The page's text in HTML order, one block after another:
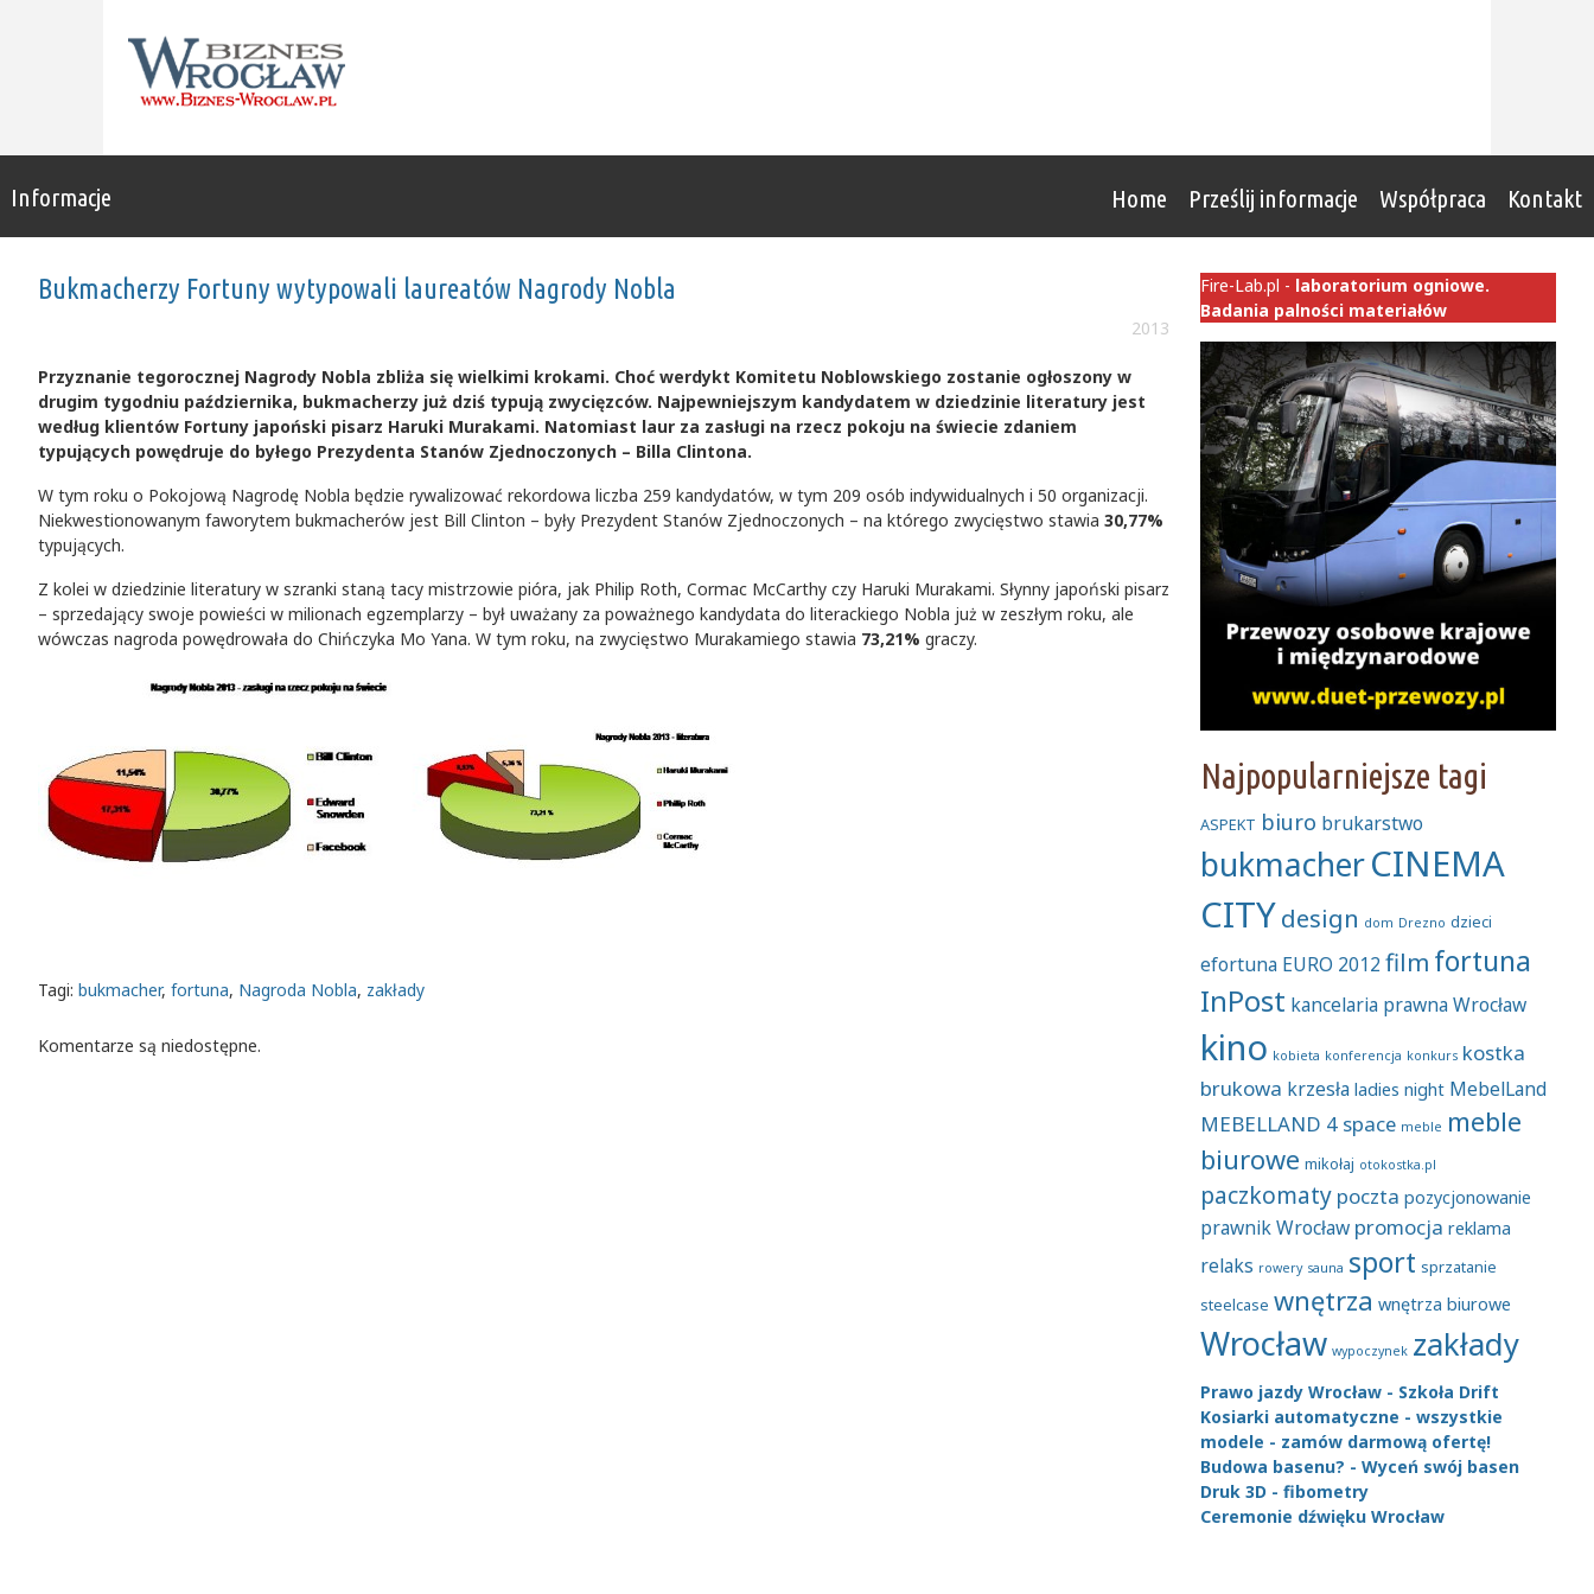
Informacje Home Prześlij informacje Współpraca Kontakt
Bukmacherzy Fortuny wytypowali laureatów Nagrody Nobla
2013
Przyznanie tegorocznej Nagrody Nobla zbliża się wielkimi krokami. Choć werdykt Komitetu Noblowskiego zostanie ogłoszony w
drugim tygodniu października, bukmacherzy już dziś typują zwycięzców. Najpewniejszym kandydatem w dziedzinie literatury jest
według klientów Fortuny japoński pisarz Haruki Murakami. Natomiast laur za zasługi na rzecz pokoju na świecie zdaniem
typujących powędruje do byłego Prezydenta Stanów Zjednoczonych – Billa Clintona.
W tym roku o Pokojową Nagrodę Nobla będzie rywalizować rekordowa liczba 259 kandydatów, w tym 209 osób indywidualnych i 50 organizacji.
Niekwestionowanym faworytem bukmacherów jest Bill Clinton – były Prezydent Stanów Zjednoczonych – na którego zwycięstwo stawia 30,77%
typujących.
Z kolei w dziedzinie literatury w szranki staną tacy mistrzowie pióra, jak Philip Roth, Cormac McCarthy czy Haruki Murakami. Słynny japoński pisarz
– sprzedający swoje powieści w milionach egzemplarzy – był uważany za poważnego kandydata do literackiego Nobla już w zeszłym roku, ale
wówczas nagroda powędrowała do Chińczyka Mo Yana. W tym roku, na zwycięstwo Murakamiego stawia 73,21% graczy.
Tagi: bukmacher, fortuna, Nagroda Nobla, zakłady
Komentarze są niedostępne.
Fire-Lab.pl - laboratorium ogniowe.
Badania palności materiałów
Najpopularniejsze tagi
ASPEKT biuro brukarstwo
bukmacherCINEMA
CITYdesign dom Drezno dzieci
efortuna EURO 2012film fortuna
InPost kancelaria prawna Wrocław
kino kobieta konferencja konkurs kostka
brukowa krzesła ladies night MebelLand
MEBELLAND 4 space meble meble
biurowe mikołaj otokostka.pl
paczkomaty poczta pozycjonowanie
prawnik Wrocław promocja reklama
relaks rowery sauna sport sprzatanie
steelcase wnętrza wnętrza biurowe
Wrocław wypoczynek zakłady
Prawo jazdy Wrocław - Szkoła Drift
Kosiarki automatyczne - wszystkie
modele - zamów darmową ofertę!
Budowa basenu? - Wyceń swój basen
Druk 3D - fibometry
Ceremonie dźwięku Wrocław